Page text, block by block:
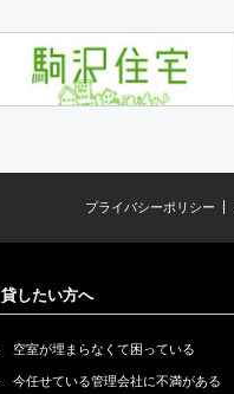
プライバシーポリシー
貸したい方へ
空室が埋まらなくて困っている
今任せている管理会社に不満がある